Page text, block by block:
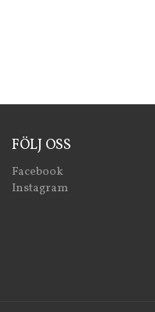
FÖLJ OSS
Facebook
Instagram